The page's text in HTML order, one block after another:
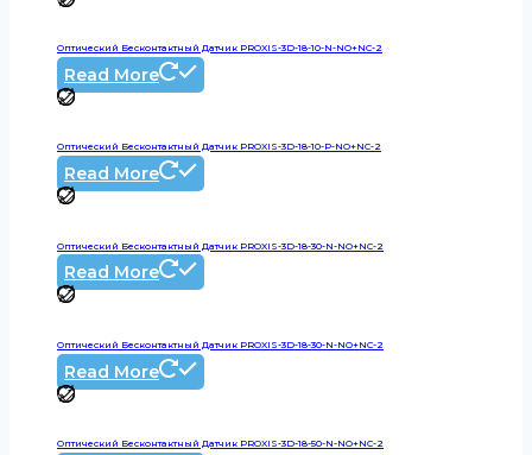
Оптический Бесконтактный Датчик PROXIS-3D-18-10-N-NO+NC-2
Read More
Оптический Бесконтактный Датчик PROXIS-3D-18-10-P-NO+NC-2
Read More
Оптический Бесконтактный Датчик PROXIS-3D-18-30-N-NO+NC-2
Read More
Оптический Бесконтактный Датчик PROXIS-3D-18-30-N-NO+NC-2
Read More
Оптический Бесконтактный Датчик PROXIS-3D-18-50-N-NO+NC-2